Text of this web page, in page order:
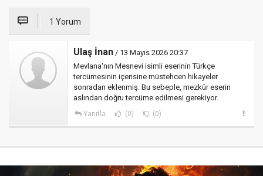
1 Yorum
Ulaş İnan / 13 Mayıs 2026 20:37
Mevlana'nın Mesnevi isimli eserinin Türkçe
tercümesinin içerisine müstehcen hikayeler
sonradan eklenmiş. Bu sebeple, mezkûr eserin
aslından doğru tercüme edilmesi gerekiyor.
Yanıtla (0) (0)